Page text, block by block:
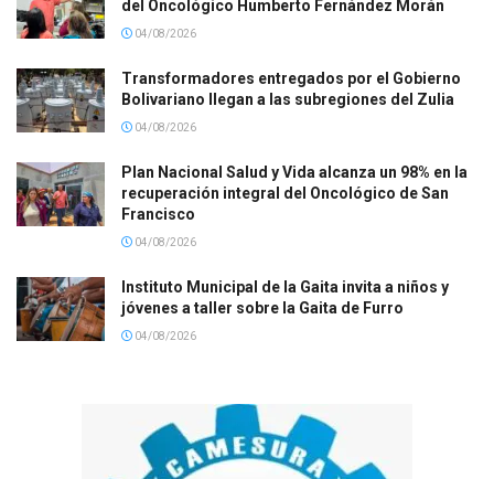
del Oncológico Humberto Fernández Morán
04/08/2026
Transformadores entregados por el Gobierno
Bolivariano llegan a las subregiones del Zulia
04/08/2026
Plan Nacional Salud y Vida alcanza un 98% en la
recuperación integral del Oncológico de San
Francisco
04/08/2026
Instituto Municipal de la Gaita invita a niños y
jóvenes a taller sobre la Gaita de Furro
04/08/2026